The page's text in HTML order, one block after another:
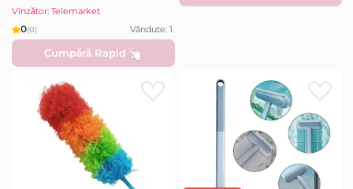
Vînzător: Telemarket
0(0) Vândute: 1
Cumpără Rapid